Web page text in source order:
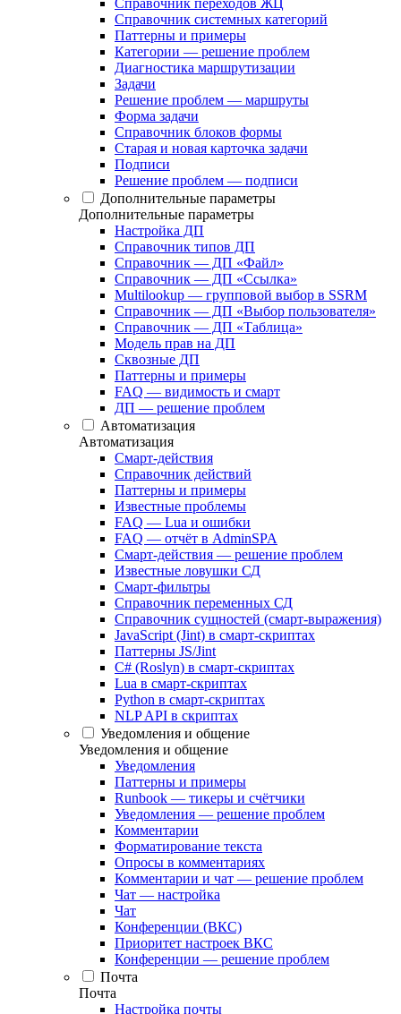
Справочник переходов ЖЦ
Справочник системных категорий
Паттерны и примеры
Категории — решение проблем
Диагностика маршрутизации
Задачи
Решение проблем — маршруты
Форма задачи
Справочник блоков формы
Старая и новая карточка задачи
Подписи
Решение проблем — подписи
Дополнительные параметры
Дополнительные параметры
Настройка ДП
Справочник типов ДП
Справочник — ДП «Файл»
Справочник — ДП «Ссылка»
Multilookup — групповой выбор в SSRM
Справочник — ДП «Выбор пользователя»
Справочник — ДП «Таблица»
Модель прав на ДП
Сквозные ДП
Паттерны и примеры
FAQ — видимость и смарт
ДП — решение проблем
Автоматизация
Автоматизация
Смарт-действия
Справочник действий
Паттерны и примеры
Известные проблемы
FAQ — Lua и ошибки
FAQ — отчёт в AdminSPA
Смарт-действия — решение проблем
Известные ловушки СД
Смарт-фильтры
Справочник переменных СД
Справочник сущностей (смарт-выражения)
JavaScript (Jint) в смарт-скриптах
Паттерны JS/Jint
C# (Roslyn) в смарт-скриптах
Lua в смарт-скриптах
Python в смарт-скриптах
NLP API в скриптах
Уведомления и общение
Уведомления и общение
Уведомления
Паттерны и примеры
Runbook — тикеры и счётчики
Уведомления — решение проблем
Комментарии
Форматирование текста
Опросы в комментариях
Комментарии и чат — решение проблем
Чат — настройка
Чат
Конференции (ВКС)
Приоритет настроек ВКС
Конференции — решение проблем
Почта
Почта
Настройка почты